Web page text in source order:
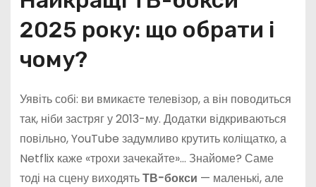
2025 року: що обрати і
чому?
Уявіть собі: ви вмикаєте телевізор, а він поводиться
так, ніби застряг у 2013-му. Додатки відкриваються
повільно, YouTube задумливо крутить коліщатко, а
Netflix каже «трохи зачекайте»… Знайоме? Саме
тоді на сцену виходятьТВ-бокси — маленькі, але